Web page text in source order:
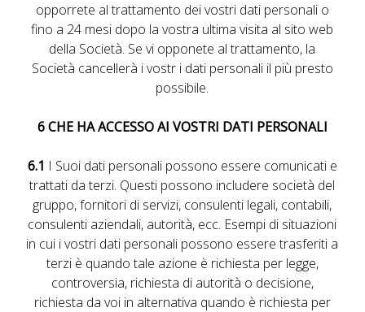
opporrete al trattamento dei vostri dati personali o
fino a 24 mesi dopo la vostra ultima visita al sito web
della Società. Se vi opponete al trattamento, la
Società cancellerà i vostr i dati personali il più presto
possibile.
6 CHE HA ACCESSO AI VOSTRI DATI PERSONALI
6.1 I Suoi dati personali possono essere comunicati e
trattati da terzi. Questi possono includere società del
gruppo, fornitori di servizi, consulenti legali, contabili,
consulenti aziendali, autorità, ecc. Esempi di situazioni
in cui i vostri dati personali possono essere trasferiti a
terzi è quando tale azione è richiesta per legge,
controversia, richiesta di autorità o decisione,
richiesta da voi in alternativa quando è richiesta per